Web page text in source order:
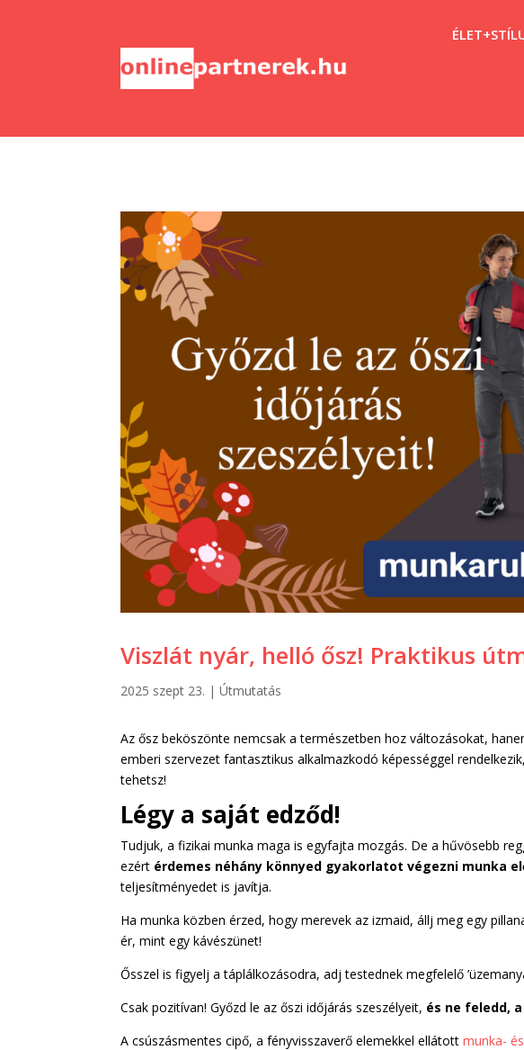
Viszlát nyár, helló ősz! Praktikus
2025 szept 23. |Útmutatás
Az ősz beköszönte nemcsak a természetben hoz változásokat,
emberi szervezet fantasztikus alkalmazkodó képességgel
tehetsz!
Légy a saját edződ!
Tudjuk, a fizikai munka maga is egyfajta mozgás. De a hűvösebb
ezért érdemes néhány könnyed gyakorlatot végezni munka
teljesítményedet is javítja.
Ha munka közben érzed, hogy merevek az izmaid, állj meg egy
ér, mint egy kávészünet!
Ősszel is figyelj a táplálkozásodra, adj testednek megfelelő
Csak pozitívan! Győzd le az őszi időjárás szeszélyeit, és ne feledd,
A csúszásmentes cipő, a fényvisszaverő elemekkel ellátottmunka-